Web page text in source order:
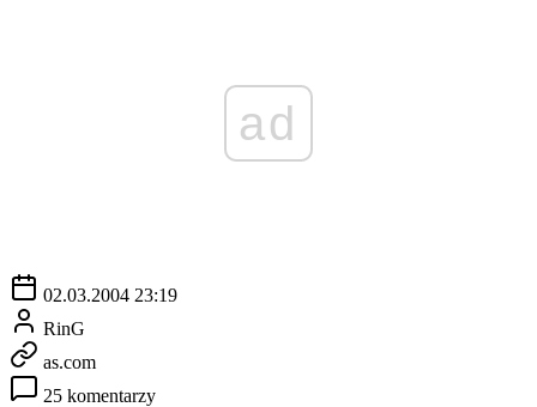
ad
02.03.2004 23:19
RinG
as.com
25 komentarzy